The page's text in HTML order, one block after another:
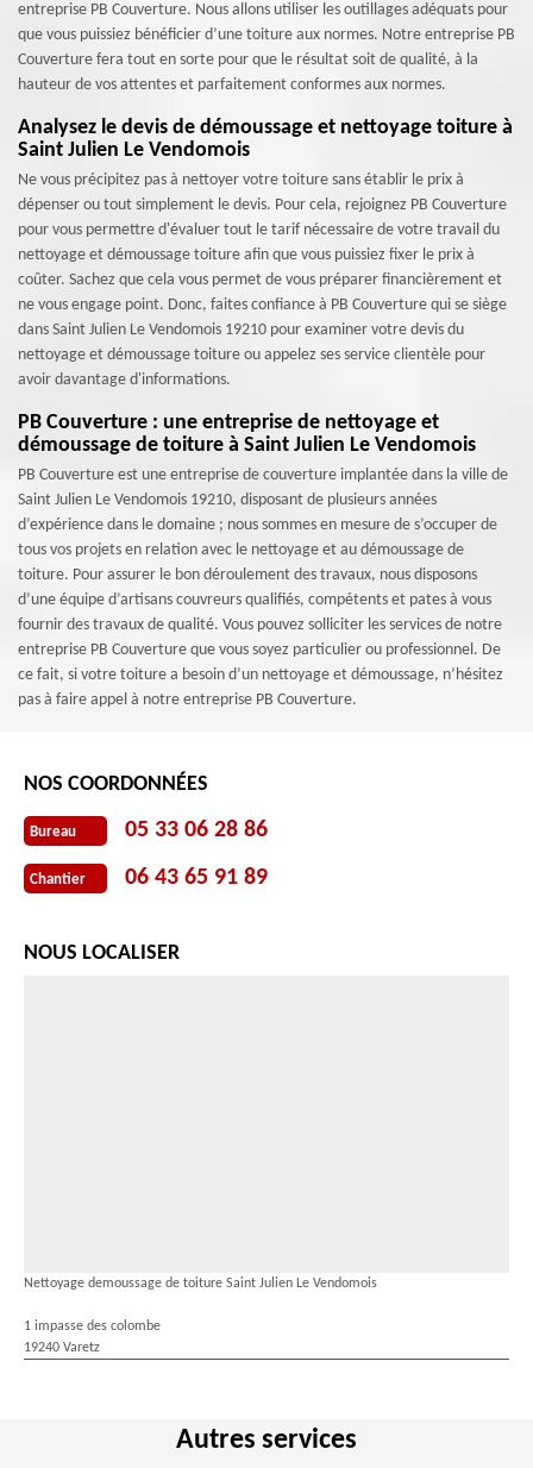
entreprise PB Couverture. Nous allons utiliser les outillages adéquats pour
que vous puissiez bénéficier d’une toiture aux normes. Notre entreprise PB
Couverture fera tout en sorte pour que le résultat soit de qualité, à la
hauteur de vos attentes et parfaitement conformes aux normes.
Analysez le devis de démoussage et nettoyage toiture à
Saint Julien Le Vendomois
Ne vous précipitez pas à nettoyer votre toiture sans établir le prix à
dépenser ou tout simplement le devis. Pour cela, rejoignez PB Couverture
pour vous permettre d'évaluer tout le tarif nécessaire de votre travail du
nettoyage et démoussage toiture afin que vous puissiez fixer le prix à
coûter. Sachez que cela vous permet de vous préparer financièrement et
ne vous engage point. Donc, faites confiance à PB Couverture qui se siège
dans Saint Julien Le Vendomois 19210 pour examiner votre devis du
nettoyage et démoussage toiture ou appelez ses service clientèle pour
avoir davantage d'informations.
PB Couverture : une entreprise de nettoyage et
démoussage de toiture à Saint Julien Le Vendomois
PB Couverture est une entreprise de couverture implantée dans la ville de
Saint Julien Le Vendomois 19210, disposant de plusieurs années
d’expérience dans le domaine ; nous sommes en mesure de s’occuper de
tous vos projets en relation avec le nettoyage et au démoussage de
toiture. Pour assurer le bon déroulement des travaux, nous disposons
d’une équipe d’artisans couvreurs qualifiés, compétents et pates à vous
fournir des travaux de qualité. Vous pouvez solliciter les services de notre
entreprise PB Couverture que vous soyez particulier ou professionnel. De
ce fait, si votre toiture a besoin d’un nettoyage et démoussage, n’hésitez
pas à faire appel à notre entreprise PB Couverture.
NOS COORDONNÉES
Bureau 05 33 06 28 86
Chantier 06 43 65 91 89
NOUS LOCALISER
Nettoyage demoussage de toiture Saint Julien Le Vendomois
1 impasse des colombe
19240 Varetz
Autres services